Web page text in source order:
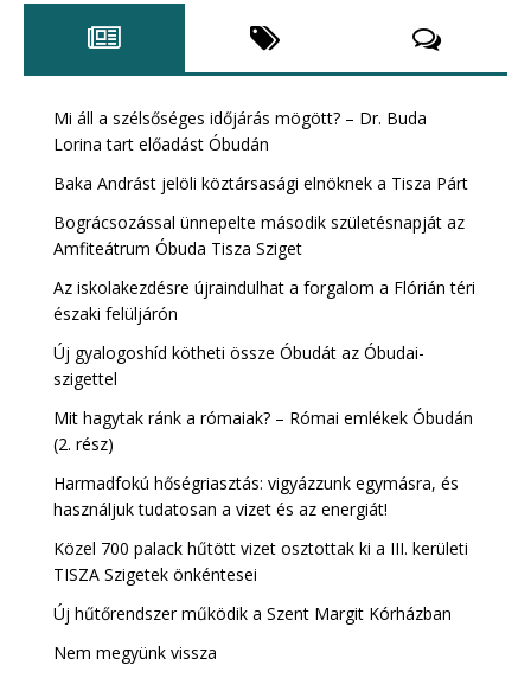
Mi áll a szélsőséges időjárás mögött? – Dr. Buda
Lorina tart előadást Óbudán
Baka Andrást jelöli köztársasági elnöknek a Tisza Párt
Bográcsozással ünnepelte második születésnapját az
Amfiteátrum Óbuda Tisza Sziget
Az iskolakezdésre újraindulhat a forgalom a Flórián téri
északi felüljárón
Új gyalogoshíd kötheti össze Óbudát az Óbudai-
szigettel
Mit hagytak ránk a rómaiak? – Római emlékek Óbudán
(2. rész)
Harmadfokú hőségriasztás: vigyázzunk egymásra, és
használjuk tudatosan a vizet és az energiát!
Közel 700 palack hűtött vizet osztottak ki a III. kerületi
TISZA Szigetek önkéntesei
Új hűtőrendszer működik a Szent Margit Kórházban
Nem megyünk vissza